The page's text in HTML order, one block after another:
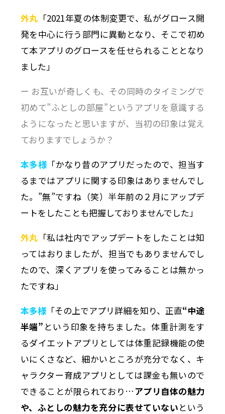
外丸 「2021年夏の体制変更で、私がグロース開
発を中心に行う部門に異動となり、そこで初め
て本アプリのグロースを任せられることとなり
ました」
ー お互いが奇しくも、その同時のタイミングで
初めて”ふとしの部屋”というアプリを意識する
ようになったと思いますが、当初の印象は覚え
ておりますでしょうか？
本多様 「かなり昔のアプリだったので、担当す
るまではアプリに関する印象はありませんでし
た。”無”ですね（笑）半年前の２月にアップデ
ートをしたことも把握しておりませんでした」
外丸 「私は社内でアップデートをしたことは知
ってはおりましたが、担当でもありませんでし
たので、深くアプリを使ってみることは無かっ
たですね」
本多様「その上でアプリ詳細を知り、正直“中途
半端” という印象を持ちました。体重計測をす
るダイエットアプリとしては体重記録機能の使
いにくさなど、細かいところが充分でなく、キ
ャラクター育成アプリとしては課金も無いので
できることが限られており… アプリ自体の魅力
や、ふとしの魅力を充分に表せていないという